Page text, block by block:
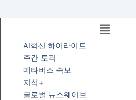
AI혁신 하이라이트
주간 토픽
메타버스 속보
지식+
글로벌 뉴스웨이브